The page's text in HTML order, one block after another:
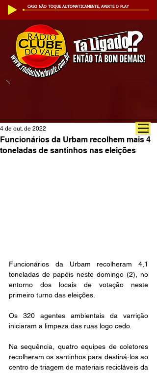
CASO NÃO TOQUE AUTOMATICAMENTE, APERTE O PLAY
Funcionários da Urbam recolhem mais 4
toneladas de santinhos nas eleições
4 de out. de 2022
Funcionários da Urbam recolheram 4,1
toneladas de papéis neste domingo (2), no
entorno dos locais de votação neste
primeiro turno das eleições.
Os 320 agentes ambientais da varrição
iniciaram a limpeza das ruas logo cedo.
Na sequência, quatro equipes de coletores
recolheram os santinhos para destiná-los ao
centro de triagem de materiais recicláveis da